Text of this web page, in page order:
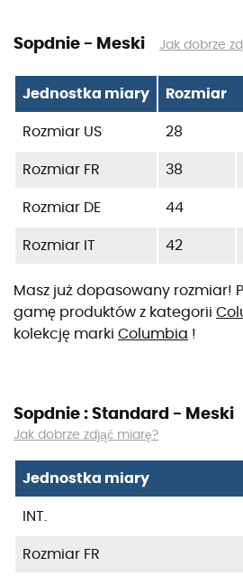
Sopdnie - Meski Jak dobrze
Jednostka miary Rozmiar
Rozmiar US 28
Rozmiar FR 38
Rozmiar DE 44
Rozmiar IT 42
Masz już dopasowany rozmiar!
gamę produktów z kategorii
kolekcję marki Columbia !
Sopdnie : Standard - Meski
Jak dobrze zdjąć miarę?
Jednostka miary
INT.
Rozmiar FR